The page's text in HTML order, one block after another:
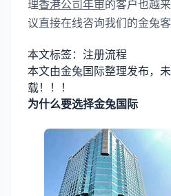
理香港公司年审的客户也越
议直接在线咨询我们的金兔客
本文标签：注册流程
本文由金兔国际整理发布，
载！！！
为什么要选择金兔国际